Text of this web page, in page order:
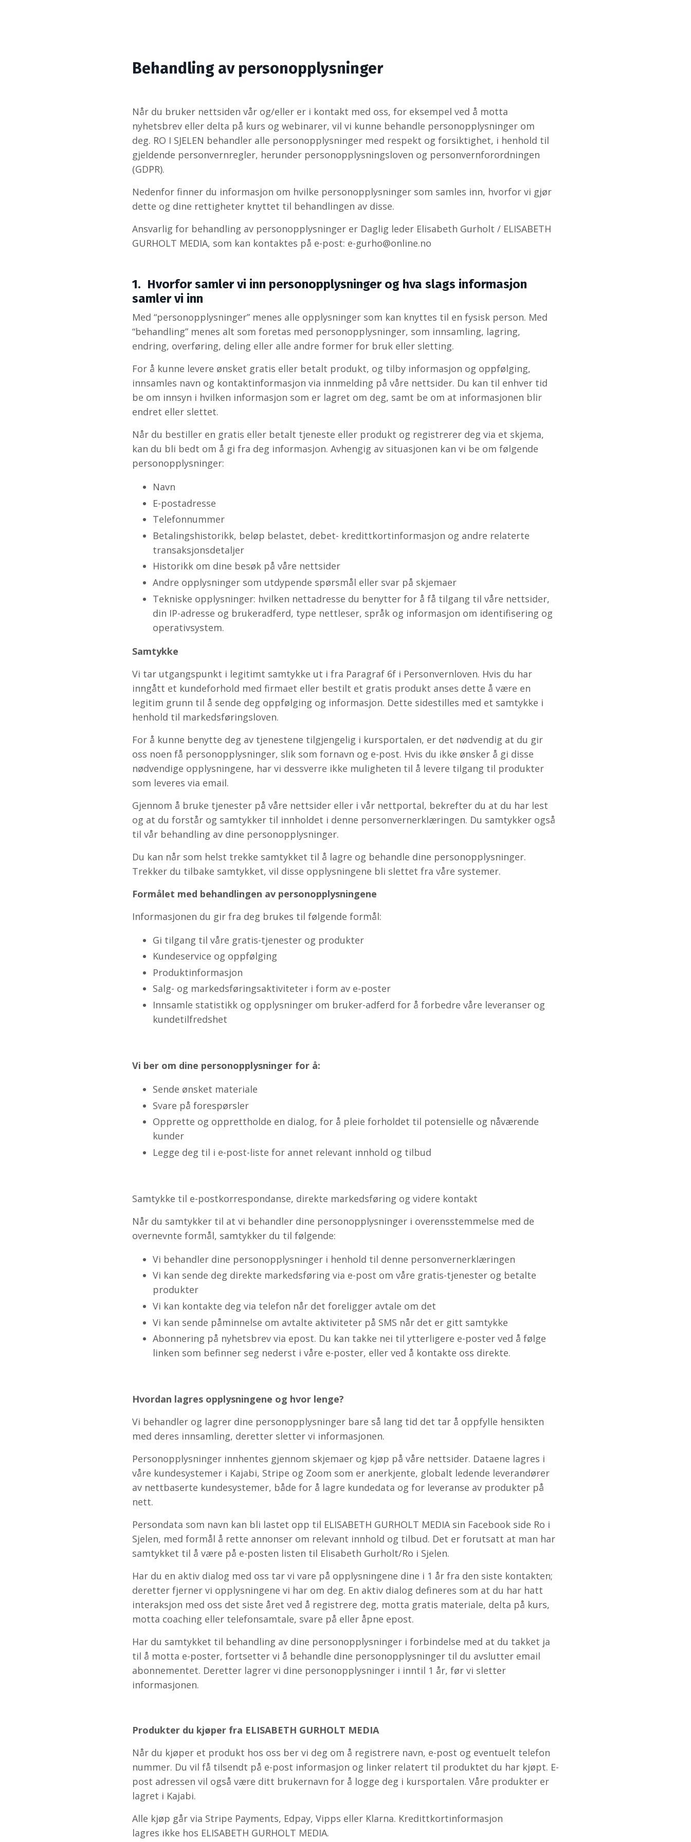
Behandling av personopplysninger
Når du bruker nettsiden vår og/eller er i kontakt med oss, for eksempel ved å motta
nyhetsbrev eller delta på kurs og webinarer, vil vi kunne behandle personopplysninger om
deg. RO I SJELEN behandler alle personopplysninger med respekt og forsiktighet, i henhold til
gjeldende personvernregler, herunder personopplysningsloven og personvernforordningen
(GDPR).
Nedenfor finner du informasjon om hvilke personopplysninger som samles inn, hvorfor vi gjør
dette og dine rettigheter knyttet til behandlingen av disse.
Ansvarlig for behandling av personopplysninger er Daglig leder Elisabeth Gurholt / ELISABETH
GURHOLT MEDIA, som kan kontaktes på e-post: e-gurho@online.no
1. Hvorfor samler vi inn personopplysninger og hva slags informasjon
samler vi inn
Med “personopplysninger” menes alle opplysninger som kan knyttes til en fysisk person. Med
“behandling” menes alt som foretas med personopplysninger, som innsamling, lagring,
endring, overføring, deling eller alle andre former for bruk eller sletting.
For å kunne levere ønsket gratis eller betalt produkt, og tilby informasjon og oppfølging,
innsamles navn og kontaktinformasjon via innmelding på våre nettsider. Du kan til enhver tid
be om innsyn i hvilken informasjon som er lagret om deg, samt be om at informasjonen blir
endret eller slettet.
Når du bestiller en gratis eller betalt tjeneste eller produkt og registrerer deg via et skjema,
kan du bli bedt om å gi fra deg informasjon. Avhengig av situasjonen kan vi be om følgende
personopplysninger:
Navn
E-postadresse
Telefonnummer
Betalingshistorikk, beløp belastet, debet- kredittkortinformasjon og andre relaterte
transaksjonsdetaljer
Historikk om dine besøk på våre nettsider
Andre opplysninger som utdypende spørsmål eller svar på skjemaer
Tekniske opplysninger: hvilken nettadresse du benytter for å få tilgang til våre nettsider,
din IP-adresse og brukeradferd, type nettleser, språk og informasjon om identifisering og
operativsystem.
Samtykke
Vi tar utgangspunkt i legitimt samtykke ut i fra Paragraf 6f i Personvernloven. Hvis du har
inngått et kundeforhold med firmaet eller bestilt et gratis produkt anses dette å være en
legitim grunn til å sende deg oppfølging og informasjon. Dette sidestilles med et samtykke i
henhold til markedsføringsloven.
For å kunne benytte deg av tjenestene tilgjengelig i kursportalen, er det nødvendig at du gir
oss noen få personopplysninger, slik som fornavn og e-post. Hvis du ikke ønsker å gi disse
nødvendige opplysningene, har vi dessverre ikke muligheten til å levere tilgang til produkter
som leveres via email.
Gjennom å bruke tjenester på våre nettsider eller i vår nettportal, bekrefter du at du har lest
og at du forstår og samtykker til innholdet i denne personvernerklæringen. Du samtykker også
til vår behandling av dine personopplysninger.
​Du kan når som helst trekke samtykket til å lagre og behandle dine personopplysninger.
Trekker du tilbake samtykket, vil disse opplysningene bli slettet fra våre systemer.
Formålet med behandlingen av personopplysningene
Informasjonen du gir fra deg brukes til følgende formål:
Gi tilgang til våre gratis-tjenester og produkter
Kundeservice og oppfølging
Produktinformasjon
Salg- og markedsføringsaktiviteter i form av e-poster
Innsamle statistikk og opplysninger om bruker-adferd for å forbedre våre leveranser og
kundetilfredshet
Vi ber om dine personopplysninger for å:
Sende ønsket materiale
Svare på forespørsler
Opprette og opprettholde en dialog, for å pleie forholdet til potensielle og nåværende
kunder
Legge deg til i e-post-liste for annet relevant innhold og tilbud
Samtykke til e-postkorrespondanse, direkte markedsføring og videre kontakt
Når du samtykker til at vi behandler dine personopplysninger i overensstemmelse med de
overnevnte formål, samtykker du til følgende:
Vi behandler dine personopplysninger i henhold til denne personvernerklæringen
Vi kan sende deg direkte markedsføring via e-post om våre gratis-tjenester og betalte
produkter
Vi kan kontakte deg via telefon når det foreligger avtale om det
Vi kan sende påminnelse om avtalte aktiviteter på SMS når det er gitt samtykke
Abonnering på nyhetsbrev via epost. Du kan takke nei til ytterligere e-poster ved å følge
linken som befinner seg nederst i våre e-poster, eller ved å kontakte oss direkte.
Hvordan lagres opplysningene og hvor lenge?
Vi behandler og lagrer dine personopplysninger bare så lang tid det tar å oppfylle hensikten
med deres innsamling, deretter sletter vi informasjonen.
Personopplysninger innhentes gjennom skjemaer og kjøp på våre nettsider. Dataene lagres i
våre kundesystemer i Kajabi, Stripe og Zoom som er anerkjente, globalt ledende leverandører
av nettbaserte kundesystemer, både for å lagre kundedata og for leveranse av produkter på
nett.
Persondata som navn kan bli lastet opp til ELISABETH GURHOLT MEDIA sin Facebook side Ro i
Sjelen, med formål å rette annonser om relevant innhold og tilbud. Det er forutsatt at man har
samtykket til å være på e-posten listen til Elisabeth Gurholt/Ro i Sjelen.
Har du en aktiv dialog med oss tar vi vare på opplysningene dine i 1 år fra den siste kontakten;
deretter fjerner vi opplysningene vi har om deg. En aktiv dialog defineres som at du har hatt
interaksjon med oss det siste året ved å registrere deg, motta gratis materiale, delta på kurs,
motta coaching eller telefonsamtale, svare på eller åpne epost.
Har du samtykket til behandling av dine personopplysninger i forbindelse med at du takket ja
til å motta e-poster, fortsetter vi å behandle dine personopplysninger til du avslutter email
abonnementet. Deretter lagrer vi dine personopplysninger i inntil 1 år, før vi sletter
informasjonen.
Produkter du kjøper fra ELISABETH GURHOLT MEDIA
Når du kjøper et produkt hos oss ber vi deg om å registrere navn, e-post og eventuelt telefon
nummer. Du vil få tilsendt på e-post informasjon og linker relatert til produktet du har kjøpt. E-
post adressen vil også være ditt brukernavn for å logge deg i kursportalen. Våre produkter er
lagret i Kajabi.
Alle kjøp går via Stripe Payments, Edpay, Vipps eller Klarna. Kredittkortinformasjon
lagres ikke hos ELISABETH GURHOLT MEDIA.